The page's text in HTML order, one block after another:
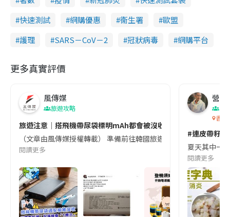
快速測試
網購優惠 衞生署
歐盟
護理
SARS－CoV－2 冠狀病毒 網購平台
更多真實評價
風傳媒
旅遊攻略
旅遊注意｜搭飛機帶尿袋標明mAh都會被沒收😱出發前切記檢查
（文章由風傳媒授權轉載） 準備前往韓國旅遊的民眾，近期要
閱讀更多
營養
香港
#連皮帶籽
夏天其中一
閱讀更多